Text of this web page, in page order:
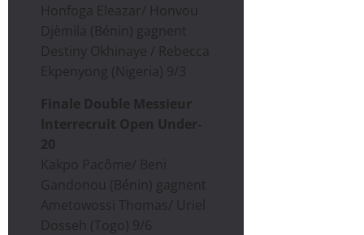
Honfoga Eleazar/ Honvou
Djèmila (Bénin) gagnent
Destiny Okhinaye / Rebecca
Ekpenyong (Nigeria) 9/3
Finale Double Messieur
Interrecruit Open Under-
20
Kakpo Pacôme/ Beni
Gandonou (Bénin) gagnent
Ametowossi Thomas/ Uriel
Dosseh (Togo) 9/6